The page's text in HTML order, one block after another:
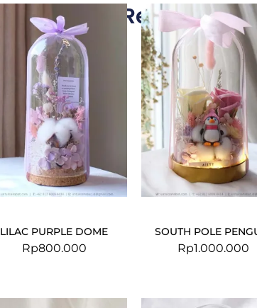
Related
LILAC PURPLE DOME
Rp800.000
SOUTH POLE
Rp1.000.000